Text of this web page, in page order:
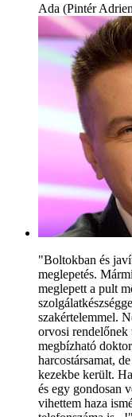
Ada (Pintér
"Boltokban és
meglepetés.
meglepett a pult
szakértelemmel.
orvosi rendelőnek
megbízható
harcostársamat,
kezekbe került.
és egy gondosan
vihettem haza